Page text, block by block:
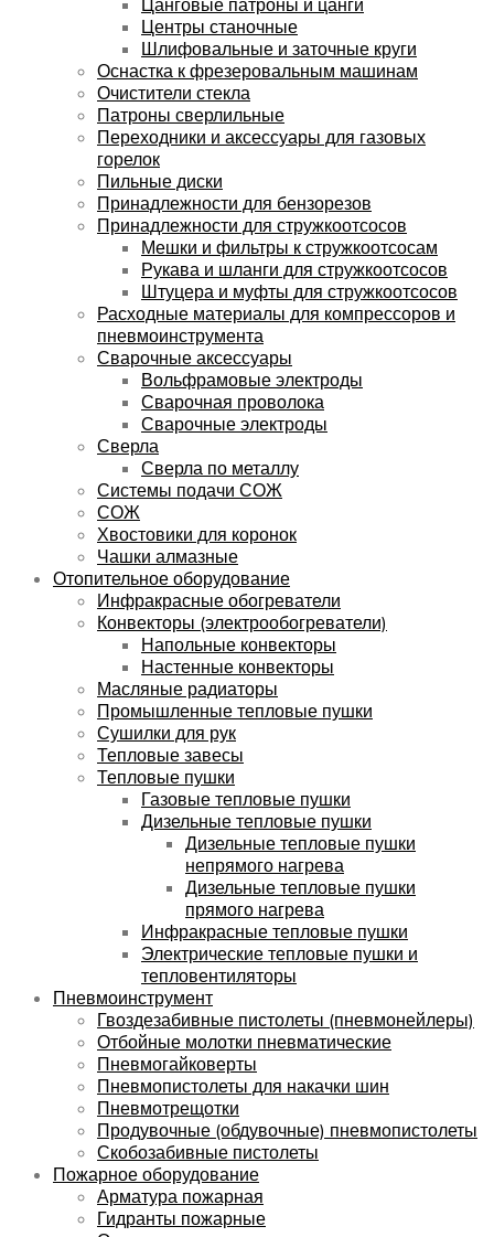
Центры станочные
Шлифовальные и заточные круги
Оснастка к фрезеровальным машинам
Очистители стекла
Патроны сверлильные
Переходники и аксессуары для газовых
горелок
Пильные диски
Принадлежности для бензорезов
Принадлежности для стружкоотсосов
Мешки и фильтры к стружкоотсосам
Рукава и шланги для стружкоотсосов
Штуцера и муфты для стружкоотсосов
Расходные материалы для компрессоров и
пневмоинструмента
Сварочные аксессуары
Вольфрамовые электроды
Сварочная проволока
Сварочные электроды
Сверла
Сверла по металлу
Системы подачи СОЖ
СОЖ
Хвостовики для коронок
Чашки алмазные
Отопительное оборудование
Инфракрасные обогреватели
Конвекторы (электрообогреватели)
Напольные конвекторы
Настенные конвекторы
Масляные радиаторы
Промышленные тепловые пушки
Сушилки для рук
Тепловые завесы
Тепловые пушки
Газовые тепловые пушки
Дизельные тепловые пушки
Дизельные тепловые пушки
непрямого нагрева
Дизельные тепловые пушки
прямого нагрева
Инфракрасные тепловые пушки
Электрические тепловые пушки и
тепловентиляторы
Пневмоинструмент
Гвоздезабивные пистолеты (пневмонейлеры)
Отбойные молотки пневматические
Пневмогайковерты
Пневмопистолеты для накачки шин
Пневмотрещотки
Продувочные (обдувочные) пневмопистолеты
Скобозабивные пистолеты
Пожарное оборудование
Арматура пожарная
Гидранты пожарные